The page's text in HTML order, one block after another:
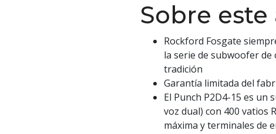
Sobre
Rockford Fosgate
la serie de subwoofer de
tradición
Garantía limitada del
El Punch P2D4-15 es un
voz dual) con 400 vatios
máxima y terminales de